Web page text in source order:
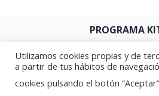
PROGRAMA
Utilizamos cookies propias y de
a partir de tus hábitos de
cookies pulsando el botón